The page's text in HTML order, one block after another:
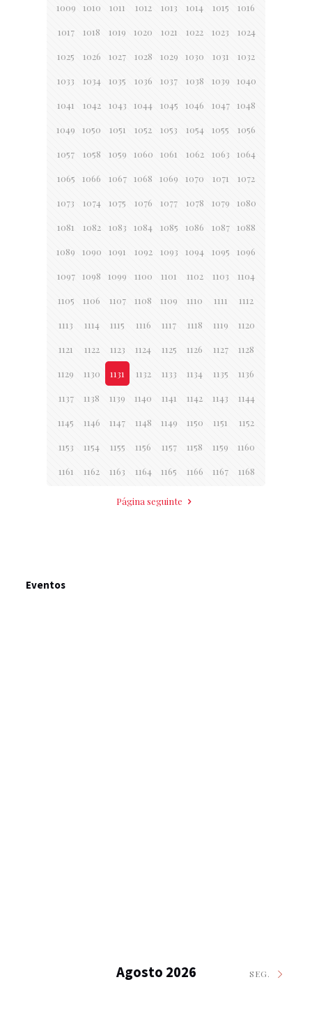
1009 1010 1011 1012 1013 1014 1015 1016
1017 1018 1019 1020 1021 1022 1023 1024
1025 1026 1027 1028 1029 1030 1031 1032
1033 1034 1035 1036 1037 1038 1039 1040
1041 1042 1043 1044 1045 1046 1047 1048
1049 1050 1051 1052 1053 1054 1055 1056
1057 1058 1059 1060 1061 1062 1063 1064
1065 1066 1067 1068 1069 1070 1071 1072
1073 1074 1075 1076 1077 1078 1079 1080
1081 1082 1083 1084 1085 1086 1087 1088
1089 1090 1091 1092 1093 1094 1095 1096
1097 1098 1099 1100 1101 1102 1103 1104
1105 1106 1107 1108 1109 1110 1111 1112
1113 1114 1115 1116 1117 1118 1119 1120
1121 1122 1123 1124 1125 1126 1127 1128
1129 1130 1131 1132 1133 1134 1135 1136
1137 1138 1139 1140 1141 1142 1143 1144
1145 1146 1147 1148 1149 1150 1151 1152
1153 1154 1155 1156 1157 1158 1159 1160
1161 1162 1163 1164 1165 1166 1167 1168
Página seguinte
Eventos
Agosto 2026 SEG.